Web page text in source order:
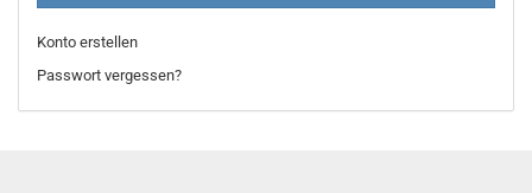
Konto erstellen
Passwort vergessen?